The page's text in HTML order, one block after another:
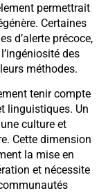
permettrait
Certaines
d’alerte précoce,
des
méthodes.
tenir compte
linguistiques. Un
culture et
Cette dimension
la mise en
et nécessite